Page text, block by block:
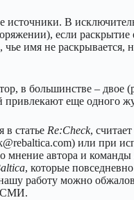
В
если
чье имя не
в большинстве – двое
привлекают еще одного
в статье Re:Check,
или при
мнение автора и команды
, которые
работу можно
СМИ.